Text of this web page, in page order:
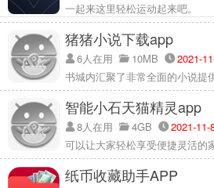
一起来这里轻松运动起来吧。
猪猪小说下载app
6人在用 10MB
2021-
书城内汇聚了非常全面的小说提
智能小石天猫精灵app
8人在用 4GB
2021-11-
可以让大家轻松享受便捷灵活的
纸币收藏助手APP